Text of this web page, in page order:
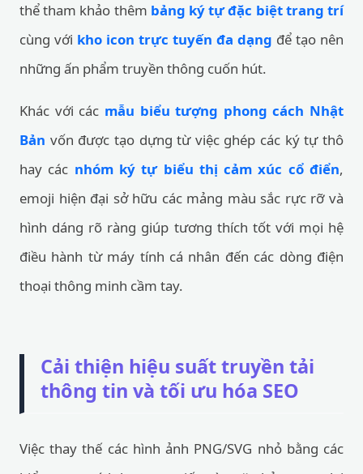
thể tham khảo thêm bảng ký tự đặc biệt trang trí
cùng với kho icon trực tuyến đa dạng để tạo nên
những ấn phẩm truyền thông cuốn hút.
Khác với các mẫu biểu tượng phong cách Nhật
Bản vốn được tạo dựng từ việc ghép các ký tự thô
hay các nhóm ký tự biểu thị cảm xúc cổ điển,
emoji hiện đại sở hữu các mảng màu sắc rực rỡ và
hình dáng rõ ràng giúp tương thích tốt với mọi hệ
điều hành từ máy tính cá nhân đến các dòng điện
thoại thông minh cầm tay.
Cải thiện hiệu suất truyền tải
thông tin và tối ưu hóa SEO
Việc thay thế các hình ảnh PNG/SVG nhỏ bằng các